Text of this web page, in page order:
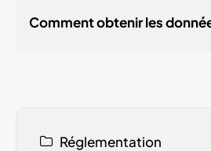
Comment obtenir les
Réglementation